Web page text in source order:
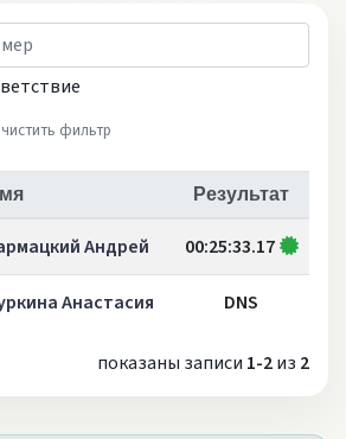
фильтр
Результат
Андрей 00:25:33.17
Анастасия DNS
показаны записи 1-2из 2